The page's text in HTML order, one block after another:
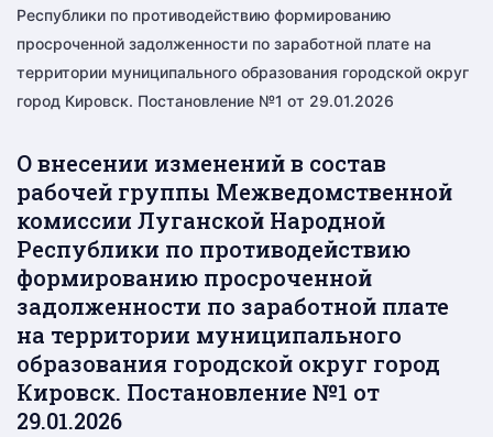
Республики по противодействию формированию
просроченной задолженности по заработной плате на
территории муниципального образования городской округ
город Кировск. Постановление №1 от 29.01.2026
О внесении изменений в состав
рабочей группы Межведомственной
комиссии Луганской Народной
Республики по противодействию
формированию просроченной
задолженности по заработной плате
на территории муниципального
образования городской округ город
Кировск. Постановление №1 от
29.01.2026